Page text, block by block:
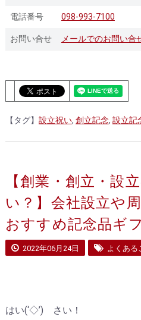
電話番号 098-993-7100
お問い合せ メールでのお問い合
【タグ】 設立祝い, 創立記念, 設立記
【創業・創立・設
い？】会社設立や
おすすめ記念品ギ
2022年06月24日 よくある
はい(‘◇’)ゞさい！